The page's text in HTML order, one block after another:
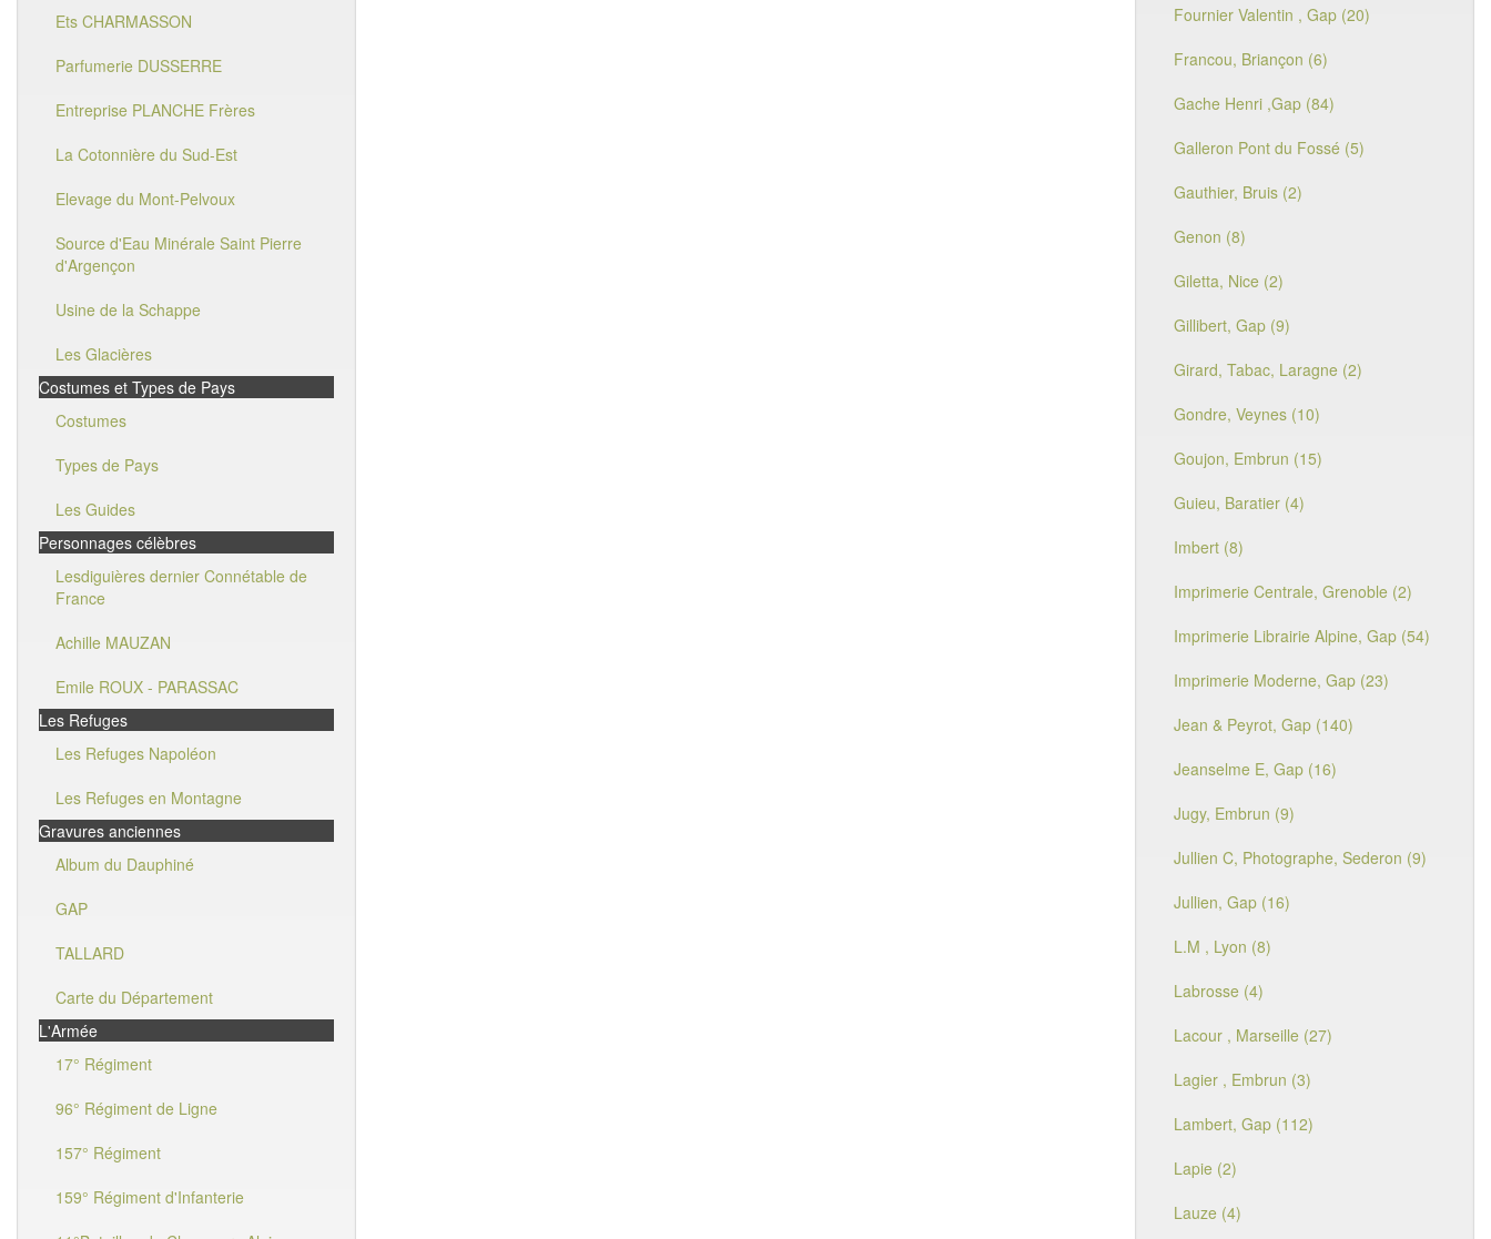
Ets CHARMASSON
Parfumerie DUSSERRE
Entreprise PLANCHE Frères
La Cotonnière du Sud-Est
Elevage du Mont-Pelvoux
Source d'Eau Minérale Saint Pierre
d'Argençon
Usine de la Schappe
Les Glacières
Costumes et Types de Pays
Costumes
Types de Pays
Les Guides
Personnages célèbres
Lesdiguières dernier Connétable de
France
Achille MAUZAN
Emile ROUX - PARASSAC
Les Refuges
Les Refuges Napoléon
Les Refuges en Montagne
Gravures anciennes
Album du Dauphiné
GAP
TALLARD
Carte du Département
L'Armée
17° Régiment
96° Régiment de Ligne
157° Régiment
159° Régiment d'Infanterie
Fournier Valentin , Gap (20)
Francou, Briançon (6)
Gache Henri ,Gap (84)
Galleron Pont du Fossé (5)
Gauthier, Bruis (2)
Genon (8)
Giletta, Nice (2)
Gillibert, Gap (9)
Girard, Tabac, Laragne (2)
Gondre, Veynes (10)
Goujon, Embrun (15)
Guieu, Baratier (4)
Imbert (8)
Imprimerie Centrale, Grenoble (2)
Imprimerie Librairie Alpine, Gap (54)
Imprimerie Moderne, Gap (23)
Jean & Peyrot, Gap (140)
Jeanselme E, Gap (16)
Jugy, Embrun (9)
Jullien C, Photographe, Sederon (9)
Jullien, Gap (16)
L.M , Lyon (8)
Labrosse (4)
Lacour , Marseille (27)
Lagier , Embrun (3)
Lambert, Gap (112)
Lapie (2)
Lauze (4)